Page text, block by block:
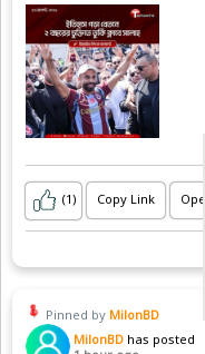
(1) Copy Link Open
Pinned by MilonBD
MilonBD has posted